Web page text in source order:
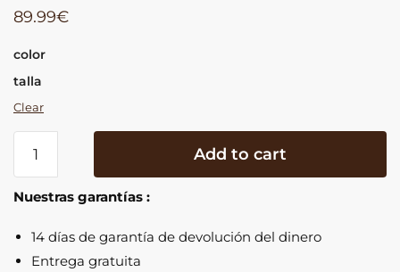
89.99€
color
talla
Clear
Western
Suave
Add to cart
Nuestras garantías :
14 días de garantía de devolución del dinero
Entrega gratuita